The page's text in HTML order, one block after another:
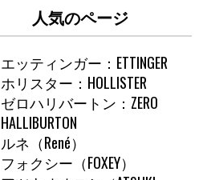
人気のページ
エッティンガー：ETTINGER
ホリスター：HOLLISTER
ゼロハリバートン：ZERO
HALLIBURTON
ルネ（René）
フォクシー（FOXEY）